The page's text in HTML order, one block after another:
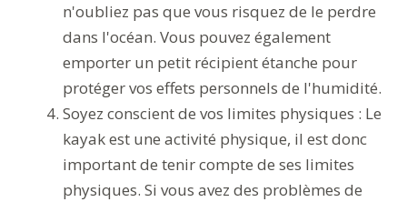
n'oubliez pas que vous risquez de le perdre
dans l'océan. Vous pouvez également
emporter un petit récipient étanche pour
protéger vos effets personnels de l'humidité.
Soyez conscient de vos limites physiques : Le
kayak est une activité physique, il est donc
important de tenir compte de ses limites
physiques. Si vous avez des problèmes de